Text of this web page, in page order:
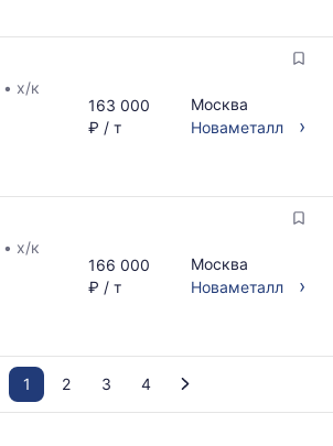
• х/к
163 000
₽ / т
Москва
Новаметалл
›
• х/к
166 000
₽ / т
Москва
Новаметалл
›
1 2 3 4